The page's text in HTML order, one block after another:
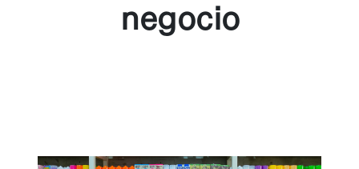
negocio